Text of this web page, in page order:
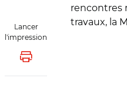
Lancer
l'impression
Lancer l'impression
rencontres
travaux, la